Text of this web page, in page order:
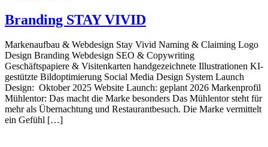
Branding STAY VIVID
Markenaufbau & Webdesign Stay Vivid Naming & Claiming Logo
Design Branding Webdesign SEO & Copywriting
Geschäftspapiere & Visitenkarten handgezeichnete Illustrationen KI-
gestützte Bildoptimierung Social Media Design System Launch
Design: Oktober 2025 Website Launch: geplant 2026 Markenprofil
Mühlentor: Das macht die Marke besonders Das Mühlentor steht für
mehr als Übernachtung und Restaurantbesuch. Die Marke vermittelt
ein Gefühl […]